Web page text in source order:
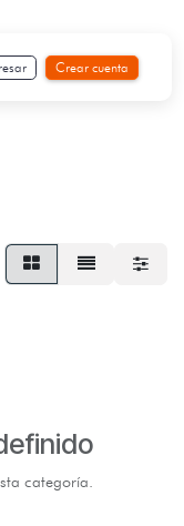
Crear cuenta
categoría.